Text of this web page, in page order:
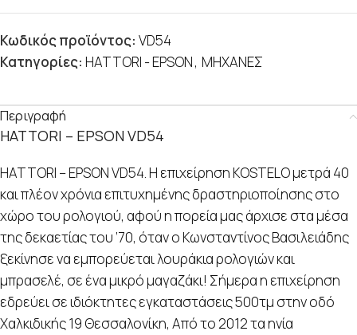
Κωδικός προϊόντος: VD54
Κατηγορίες: HATTORI - EPSON, ΜΗΧΑΝΕΣ
Περιγραφή
HATTORI – EPSON VD54
HATTORI – EPSON VD54. Η επιχείρηση KOSTELO μετρά 40
και πλέον χρόνια επιτυχημένης δραστηριοποίησης στο
χώρο του ρολογιού, αφού η πορεία μας άρχισε στα μέσα
της δεκαετίας του ’70, όταν ο Κωνσταντίνος Βασιλειάδης
ξεκίνησε να εμπορεύεται λουράκια ρολογιών και
μπρασελέ, σε ένα μικρό μαγαζάκι! Σήμερα η επιχείρηση
εδρεύει σε ιδιόκτητες εγκαταστάσεις 500τμ στην οδό
Χαλκιδικής 19 Θεσσαλονίκη, Από το 2012 τα ηνία